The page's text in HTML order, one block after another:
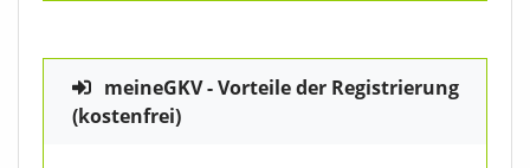
meineGKV - Vorteile der Registrierung
(kostenfrei)